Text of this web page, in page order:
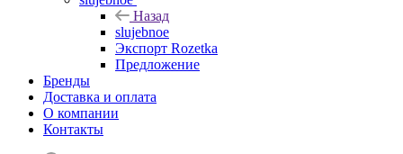
Назад
slujebnoe
Экспорт Rozetka
Предложение
Бренды
Доставка и оплата
О компании
Контакты